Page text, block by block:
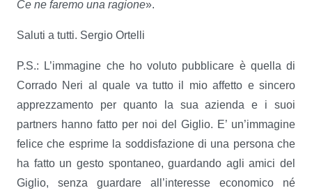
Ce ne faremo una ragione».
Saluti a tutti. Sergio Ortelli
P.S.: L’immagine che ho voluto pubblicare è quella di
Corrado Neri al quale va tutto il mio affetto e sincero
apprezzamento per quanto la sua azienda e i suoi
partners hanno fatto per noi del Giglio. E’ un’immagine
felice che esprime la soddisfazione di una persona che
ha fatto un gesto spontaneo, guardando agli amici del
Giglio, senza guardare all’interesse economico né